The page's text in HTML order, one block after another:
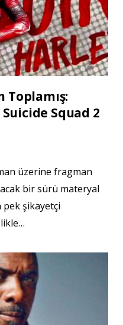
Toplamış:
Suicide Squad 2
üzerine fragman
bir sürü materyal
pek şikayetçi